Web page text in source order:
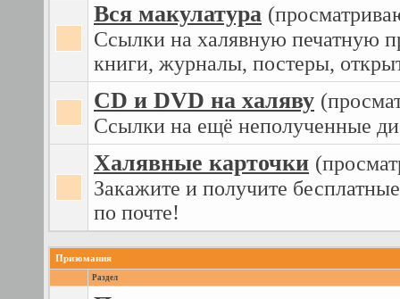
Вся макулатура
Ссылки на халявную печатную
книги, журналы, постеры,
CD и DVD на халяву
Ссылки на ещё неполученные
Халявные карточки
Закажите и получите
по почте!
Призомания
Раздел